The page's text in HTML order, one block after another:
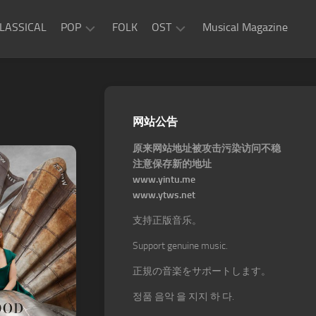
POP FOLK OST
OST
Musical Magazine
网站公告
原来网站地址被攻击污染访问不稳
注意保存新的地址
www.yintu.me
www.ytws.net
支持正版音乐。
Support genuine music.
正規の音楽をサポートします。
정품 음악 을 지지 하 다.